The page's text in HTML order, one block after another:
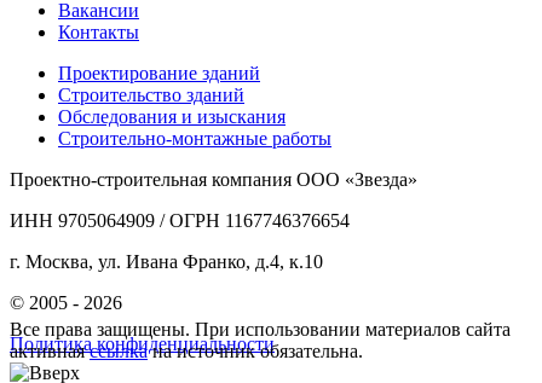
Вакансии
Контакты
Проектирование зданий
Строительство зданий
Обследования и изыскания
Строительно-монтажные работы
Проектно-строительная компания ООО «Звезда»
ИНН 9705064909 / ОГРН 1167746376654
г. Москва, ул. Ивана Франко, д.4, к.10
© 2005 - 2026
Политика конфиденциальности
Все права защищены. При использовании материалов сайта
активнаяссылкана источник обязательна.